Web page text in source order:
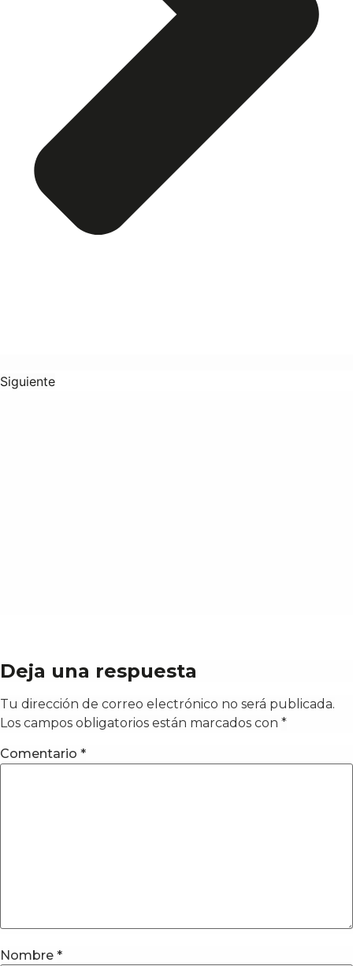
Siguiente
Deja una respuesta
Tu dirección de correo electrónico no será publicada.
Los campos obligatorios están marcados con *
Comentario *
Nombre *